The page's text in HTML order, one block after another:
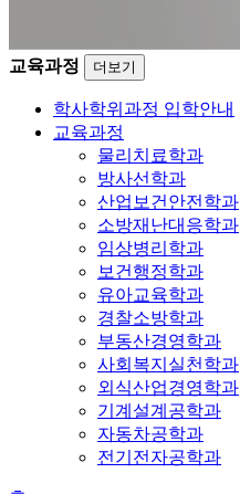
교육과정 더보기
학사학위과정 입학안내
교육과정
물리치료학과
방사선학과
산업보건안전학과
소방재난대응학과
임상병리학과
보건행정학과
유아교육학과
경찰소방학과
부동산경영학과
사회복지실천학과
외식산업경영학과
기계설계공학과
자동차공학과
전기전자공학과